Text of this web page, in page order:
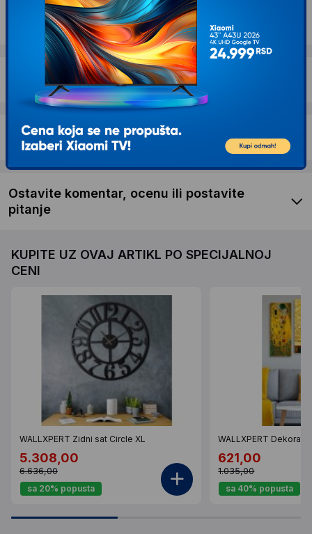
Dostava i povrat
Garancija
Recenzije kupaca
Ostavite komentar, ocenu ili postavite
pitanje
KUPITE UZ OVAJ ARTIKL PO SPECIJALNOJ
CENI
WALLXPERT Zidni sat Circle XL
5.308,00
6.636,00
sa 20% popusta
WALLXPERT
621,00
1.035,00
sa 40% popusta